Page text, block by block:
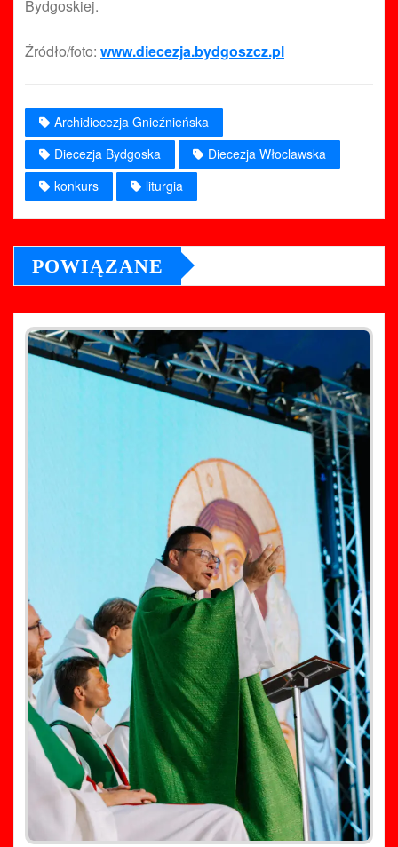
Bydgoskiej.
Źródło/foto: www.diecezja.bydgoszcz.pl
Archidiecezja Gnieźnieńska
Diecezja Bydgoska
Diecezja Włoclawska
konkurs
liturgia
POWIĄZANE